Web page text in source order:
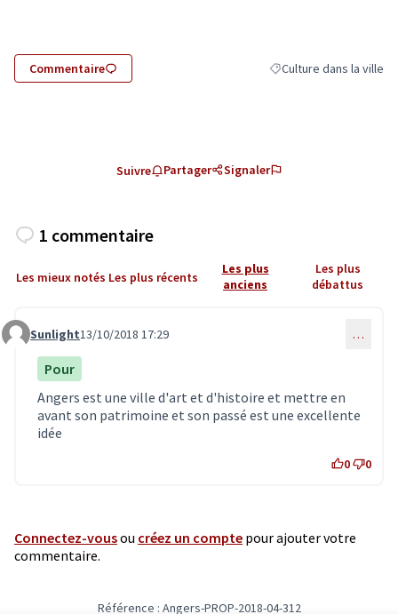
Commentaire Filtrer les résultats de
Culture dans la ville
Suivre Partager Signaler
1 commentaire
Les mieux notés Les plus récents
Les plus
anciens
Les plus
débattus
Commentaire 971
Sunlight13/10/2018 17:29 …
Pour
Angers est une ville d'art et d'histoire et mettre en
avant son patrimoine et son passé est une excellente
idée
0 0
Connectez-vousou créez un compte pour ajouter votre
commentaire.
Référence : Angers-PROP-2018-04-312